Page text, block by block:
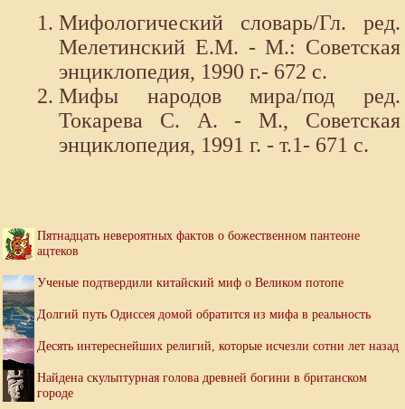
Мифологический словарь/Гл. ред.
Мелетинский Е.М. - М.: Советская
энциклопедия, 1990 г.- 672 с.
Мифы народов мира/под ред.
Токарева С. А. - М., Советская
энциклопедия, 1991 г. - т.1- 671 с.
Пятнадцать невероятных фактов о божественном пантеоне
ацтеков
Ученые подтвердили китайский миф о Великом потопе
Долгий путь Одиссея домой обратится из мифа в реальность
Десять интереснейших религий, которые исчезли сотни лет назад
Найдена скульптурная голова древней богини в британском
городе